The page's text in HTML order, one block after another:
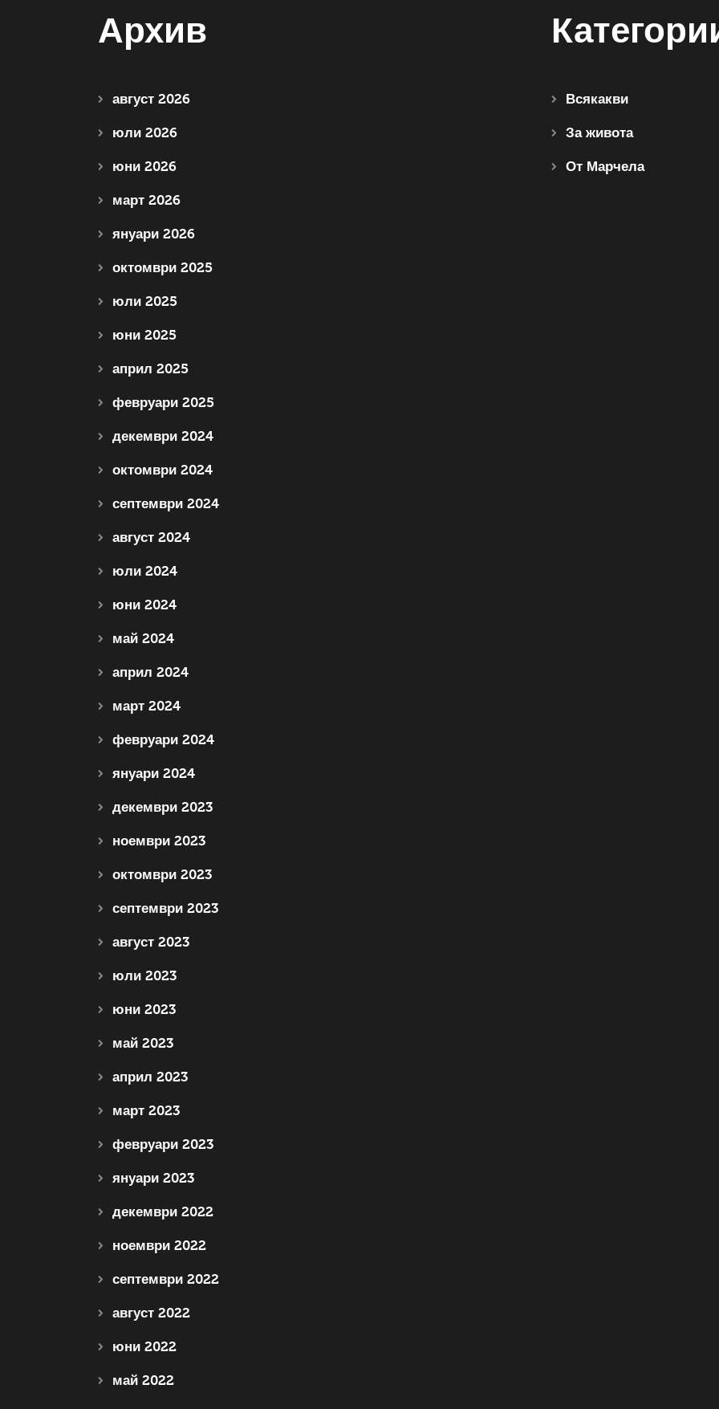
Архив
август 2026
юли 2026
юни 2026
март 2026
януари 2026
октомври 2025
юли 2025
юни 2025
април 2025
февруари 2025
декември 2024
октомври 2024
септември 2024
август 2024
юли 2024
юни 2024
май 2024
април 2024
март 2024
февруари 2024
януари 2024
декември 2023
ноември 2023
октомври 2023
септември 2023
август 2023
юли 2023
юни 2023
май 2023
април 2023
март 2023
февруари 2023
януари 2023
декември 2022
ноември 2022
септември 2022
август 2022
юни 2022
май 2022
Всякакви
За живота
От Марчела